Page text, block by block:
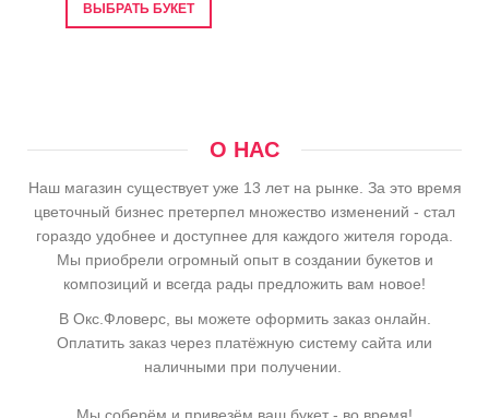
ВЫБРАТЬ БУКЕТ
О НАС
Наш магазин существует уже 13 лет на рынке. За это время
цветочный бизнес претерпел множество изменений - стал
гораздо удобнее и доступнее для каждого жителя города.
Мы приобрели огромный опыт в создании букетов и
композиций и всегда рады предложить вам новое!
В Окс.Фловерс, вы можете оформить заказ онлайн.
Оплатить заказ через платёжную систему сайта или
наличными при получении.